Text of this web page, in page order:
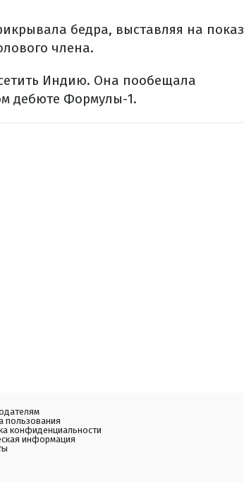
бедра, выставляя на показ
члена.
Индию. Она пообещала
дебюте Формулы-1.
пользования
конфиденциальности
информация